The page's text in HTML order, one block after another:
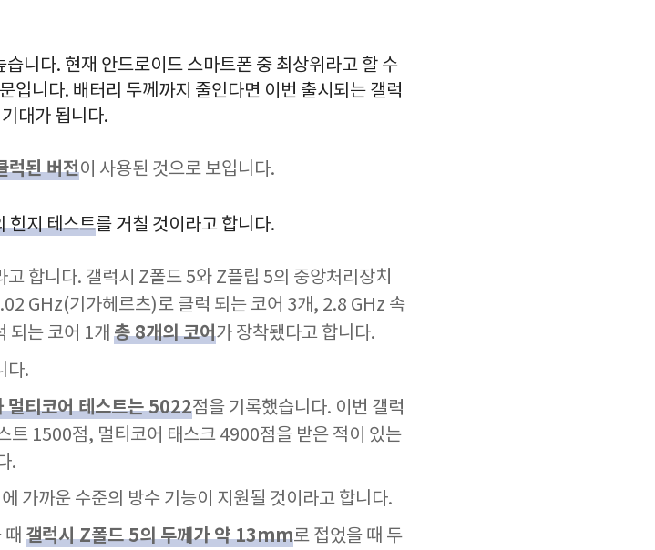
습니다. 현재 안드로이드 스마트폰 중 최상위라고 할 수
입니다. 배터리 두께까지 줄인다면 이번 출시되는 갤럭
대가 됩니다.
럭된 버전이 사용된 것으로 보입니다.
힌지 테스트를 거칠 것이라고 합니다.
합니다. 갤럭시 Z폴드 5와 Z플립 5의 중앙처리장치
GHz(기가헤르츠)로 클럭 되는 코어 3개, 2.8 GHz 속
되는 코어 1개 총 8개의 코어가 장착됐다고 합니다.
다.
멀티코어 테스트는 5022점을 기록했습니다. 이번 갤럭
트 1500점, 멀티코어 태스크 4900점을 받은 적이 있는
.
가까운 수준의 방수 기능이 지원될 것이라고 합니다.
때 갤럭시 Z폴드 5의 두께가 약 13mm로 접었을 때 두